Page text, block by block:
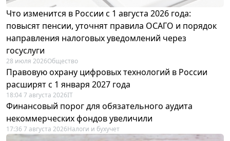
Что изменится в России с 1 августа 2026 года:
повысят пенсии, уточнят правила ОСАГО и порядок
направления налоговых уведомлений через
госуслуги
28 июля 2026Общество
Правовую охрану цифровых технологий в России
расширят с 1 января 2027 года
18:04 7 августа 2026IT
Финансовый порог для обязательного аудита
некоммерческих фондов увеличили
17:36 7 августа 2026Налоги и бухучет